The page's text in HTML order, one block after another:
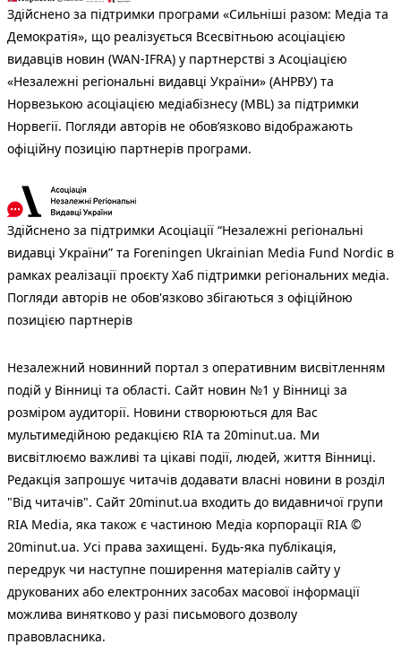
Здійснено за підтримки програми «Сильніші разом: Медіа та
Демократія», що реалізується Всесвітньою асоціацією
видавців новин (WAN-IFRA) у партнерстві з Асоціацією
«Незалежні регіональні видавці України» (АНРВУ) та
Норвезькою асоціацією медіабізнесу (MBL) за підтримки
Норвегії. Погляди авторів не обов’язково відображають
офіційну позицію партнерів програми.
Здійснено за підтримки Асоціації “Незалежні регіональні
видавці України” та Foreningen Ukrainian Media Fund Nordic в
рамках реалізації проєкту Хаб підтримки регіональних медіа.
Погляди авторів не обов'язково збігаються з офіційною
позицією партнерів
Незалежний новинний портал з оперативним висвітленням
подій у Вінниці та області. Сайт новин №1 у Вінниці за
розміром аудиторії. Новини створюються для Вас
мультимедійною редакцією RIA та 20minut.ua. Ми
висвітлюємо важливі та цікаві події, людей, життя Вінниці.
Редакція запрошує читачів додавати власні новини в розділ
"Від читачів". Сайт 20minut.ua входить до видавничої групи
RIA Media, яка також є частиною Медіа корпорації RIA ©
20minut.ua. Усі права захищені. Будь-яка публiкацiя,
передрук чи наступне поширення матеріалів сайту у
друкованих або електронних засобах масової інформації
можлива винятково у разі письмового дозволу
правовласника.